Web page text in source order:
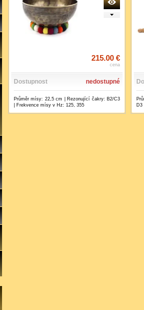
215.00 €
cena
Dostupnost nedostupné
Průměr mísy: 22,5 cm | Rezonující čakry: B2/C3
| Frekvence mísy v Hz: 125, 355
D3